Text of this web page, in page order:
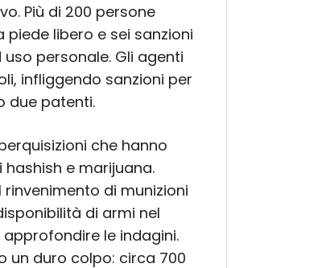
Più di 200 persone
libero e sei sanzioni
personale. Gli agenti
infliggendo sanzioni per
due patenti.
che hanno
e marijuana.
di munizioni
di armi nel
le indagini.
un duro colpo: circa 700